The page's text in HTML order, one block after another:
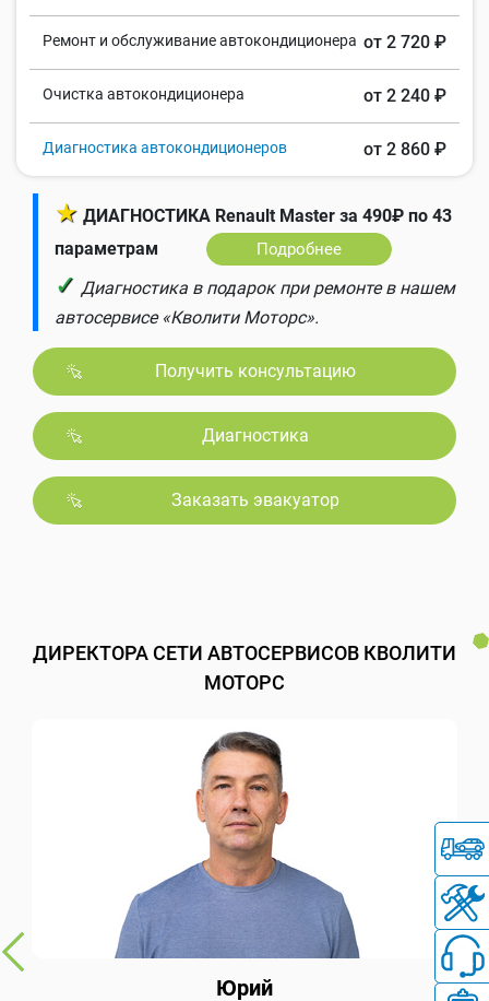
Ремонт и обслуживание автокондиционера от 2 720 ₽
Очистка автокондиционера от 2 240 ₽
Диагностика автокондиционеров от 2 860 ₽
★ ДИАГНОСТИКА Renault Master за 490₽ по 43
параметрам
Подробнее
✓ Диагностика в подарок при ремонте в нашем
автосервисе «Кволити Моторс».
Получить консультацию
Диагностика
Заказать эвакуатор
ДИРЕКТОРА СЕТИ АВТОСЕРВИСОВ КВОЛИТИ
МОТОРС
Юрий